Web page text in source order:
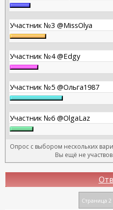
Участник №3 @MissOlya
Участник №4 @Edgy
Участник №5 @Ольга1987
Участник №6 @OlgaLaz
Опрос с выбором нескольких
Вы ещё не
Страница 2